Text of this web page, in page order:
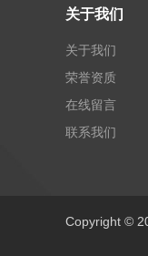
关于我们
关于我们
荣誉资质
在线留言
联系我们
Copyright ©